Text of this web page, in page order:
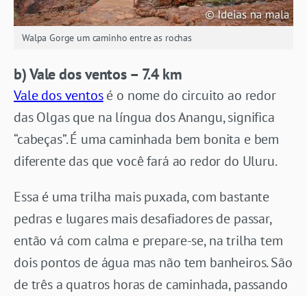
Walpa Gorge um caminho entre as rochas
b)Vale dos ventos – 7.4 km
Vale dos ventosé o nome do circuito ao redor
das Olgas que na língua dos Anangu, significa
“cabeças”. É uma caminhada bem bonita e bem
diferente das que você fará ao redor do Uluru.
Essa é uma trilha mais puxada, com bastante
pedras e lugares mais desafiadores de passar,
então vá com calma e prepare-se, na trilha tem
dois pontos de água mas não tem banheiros. São
de três a quatros horas de caminhada, passando